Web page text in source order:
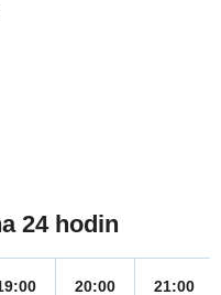
24 hodin
20:00 21:00